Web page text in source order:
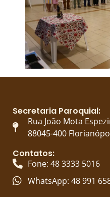
Secretaria Paroquial:
Rua João Mota
88045-400
Contatos:
Fone: 48 3333 5016
WhatsApp: 48 991